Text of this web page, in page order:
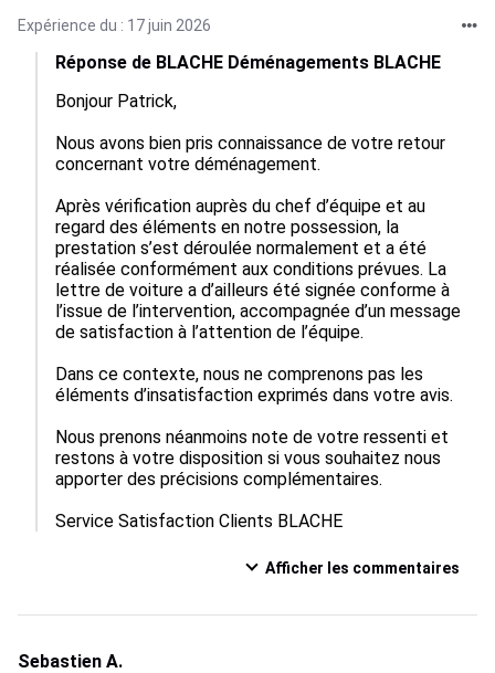
Expérience du : 17 juin 2026
Réponse de BLACHE Déménagements BLACHE
Bonjour Patrick,
Nous avons bien pris connaissance de votre retour
concernant votre déménagement.
Après vérification auprès du chef d’équipe et au
regard des éléments en notre possession, la
prestation s’est déroulée normalement et a été
réalisée conformément aux conditions prévues. La
lettre de voiture a d’ailleurs été signée conforme à
l’issue de l’intervention, accompagnée d’un message
de satisfaction à l’attention de l’équipe.
Dans ce contexte, nous ne comprenons pas les
éléments d’insatisfaction exprimés dans votre avis.
Nous prenons néanmoins note de votre ressenti et
restons à votre disposition si vous souhaitez nous
apporter des précisions complémentaires.
Service Satisfaction Clients BLACHE
Afficher les commentaires
Sebastien A.